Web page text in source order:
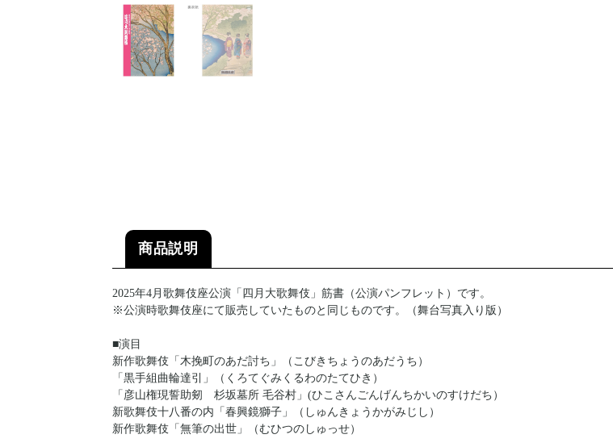
商品説明
2025年4月歌舞伎座公演「四月大歌舞伎」筋書（公演パンフレット）です。
※公演時歌舞伎座にて販売していたものと同じものです。（舞台写真入り版）
■演目
新作歌舞伎「木挽町のあだ討ち」（こびきちょうのあだうち）
「黒手組曲輪達引」（くろてぐみくるわのたてひき）
「彦山権現誓助剱 杉坂墓所 毛谷村」(ひこさんごんげんちかいのすけだち）
新歌舞伎十八番の内「春興鏡獅子」（しゅんきょうかがみじし）
新作歌舞伎「無筆の出世」（むひつのしゅっせ）